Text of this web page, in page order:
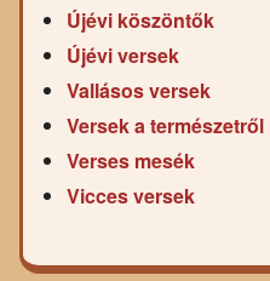
Újévi köszöntők
Újévi versek
Vallásos versek
Versek a természetről
Verses mesék
Vicces versek